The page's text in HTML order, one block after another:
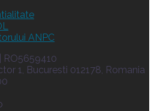
ANPC
RO5659410
1, Bucuresti 012178, Romania